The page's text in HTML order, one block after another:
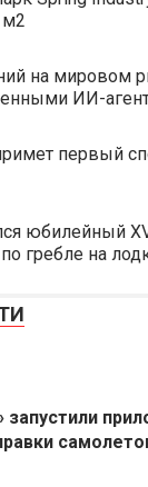
на мировом
ИИ-
первый
юбилейный
гребле на
запустили